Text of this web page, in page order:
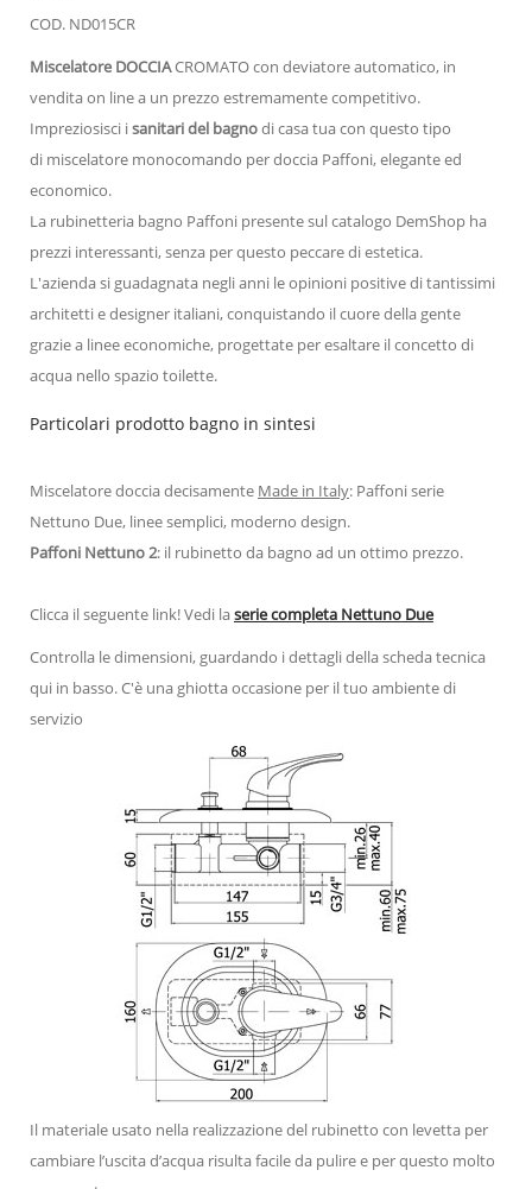
COD. ND015CR
Miscelatore DOCCIACROMATO con deviatore automatico, in
vendita on line a un prezzo estremamente competitivo.
Impreziosisci isanitari del bagnodi casa tua con questo tipo
di miscelatore monocomando per doccia Paffoni, elegante ed
economico.
La rubinetteria bagno Paffoni presente sul catalogo DemShop ha
prezzi interessanti, senza per questo peccare di estetica.
L'azienda si guadagnata negli anni le opinioni positive di tantissimi
architetti e designer italiani, conquistando il cuore della gente
grazie a linee economiche, progettate per esaltare il concetto di
acqua nello spazio toilette.
Particolari prodotto bagno in sintesi
Miscelatore doccia decisamente Made in Italy: Paffoni serie
Nettuno Due, linee semplici, moderno design.
Paffoni Nettuno 2: il rubinetto da bagno ad un ottimo prezzo.
Clicca il seguente link! Vedi laserie completa Nettuno Due
Controlla le dimensioni, guardando i dettagli della scheda tecnica
qui in basso. C'è una ghiotta occasione per il tuo ambiente di
servizio
Il materiale usato nella realizzazione del rubinetto con levetta per
cambiare l’uscita d’acqua risulta facile da pulire e per questo molto